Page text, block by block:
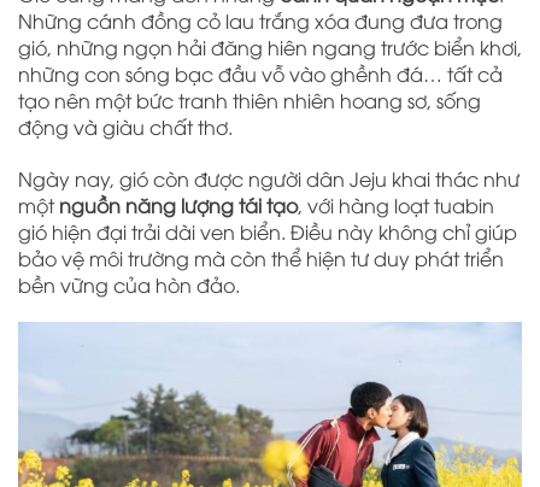
Những cánh đồng cỏ lau trắng xóa đung đưa trong
gió, những ngọn hải đăng hiên ngang trước biển khơi,
những con sóng bạc đầu vỗ vào ghềnh đá… tất cả
tạo nên một bức tranh thiên nhiên hoang sơ, sống
động và giàu chất thơ.
Ngày nay, gió còn được người dân Jeju khai thác như
mộtnguồn năng lượng tái tạo, với hàng loạt tuabin
gió hiện đại trải dài ven biển. Điều này không chỉ giúp
bảo vệ môi trường mà còn thể hiện tư duy phát triển
bền vững của hòn đảo.